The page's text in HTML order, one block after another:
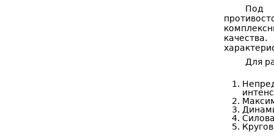
Под
Для